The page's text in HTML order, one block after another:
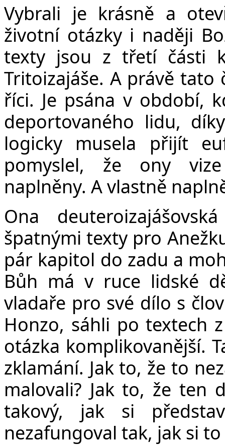
Vybrali je krásně a
životní otázky i naději
texty jsou z třetí části
Tritoizajáše. A právě
říci. Je psána v období,
deportovaného lidu,
logicky musela přijít
pomyslel, že ony
naplněny. A vlastně
Ona
špatnými texty pro
pár kapitol do zadu a
Bůh má v ruce lidské
vladaře pro své dílo s
Honzo, sáhli po textech
otázka komplikovanější.
zklamání. Jak to, že to
malovali? Jak to, že ten
takový, jak si
nezafungoval tak, jak si